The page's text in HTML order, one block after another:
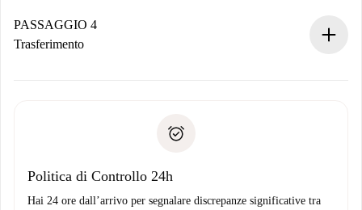
contatto con il proprietario.
Se rifiutata: non ti addebiteremo nulla e ti proporremo
Domiciliazione del pagamento
PASSAGGIO 4
Trasferimento
solo se non segnali problemi.
Politica di Controllo 24h
Hai 24 ore dall’arrivo per segnalare discrepanze significative tra